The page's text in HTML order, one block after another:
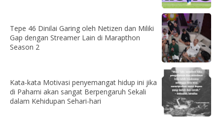
Tepe 46 Dinilai Garing oleh Netizen dan Miliki
Gap dengan Streamer Lain di Marapthon
Season 2
Kata-kata Motivasi penyemangat hidup ini jika
di Pahami akan sangat Berpengaruh Sekali
dalam Kehidupan Sehari-hari